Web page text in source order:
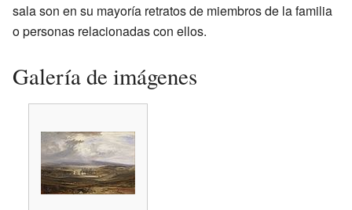
sala son en su mayoría retratos de miembros de la familia
o personas relacionadas con ellos.
Galería de imágenes